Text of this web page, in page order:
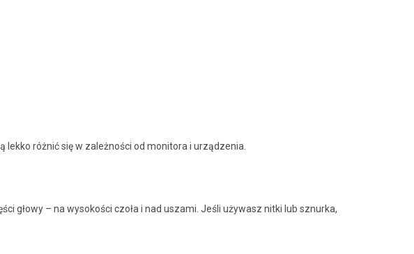
różnić się w zależności od monitora i urządzenia.
głowy – na wysokości czoła i nad uszami. Jeśli używasz nitki lub sznurka,